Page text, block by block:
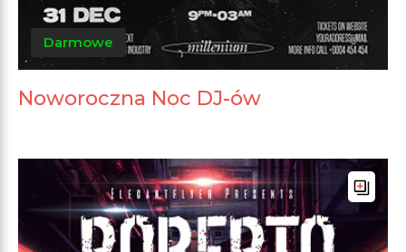
Darmowe
Noworoczna Noc DJ-ów